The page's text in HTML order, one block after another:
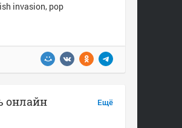
invasion, pop
Ещё
онлайн